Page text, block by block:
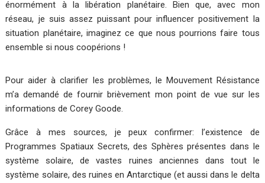
énormément à la libération planétaire. Bien que, avec mon
réseau, je suis assez puissant pour influencer positivement la
situation planétaire, imaginez ce que nous pourrions faire tous
ensemble si nous coopérions !
Pour aider à clarifier les problèmes, le Mouvement Résistance
m’a demandé de fournir brièvement mon point de vue sur les
informations de Corey Goode.
Grâce à mes sources, je peux confirmer: l’existence de
Programmes Spatiaux Secrets, des Sphères présentes dans le
système solaire, de vastes ruines anciennes dans tout le
système solaire, des ruines en Antarctique (et aussi dans le delta